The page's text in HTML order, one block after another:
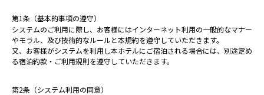
大人1名, 1室
第1条（基本的事項の遵守）
システムのご利用に際し、お客様にはインターネット利用の一般的なマナー
やモラル、及び技術的なルールと本規約を遵守していただきます。
又、お客様がシステムを利用し本ホテルにご宿泊される場合には、別途定め
る宿泊約款・ご利用規則を遵守していただきます。
第2条（システム利用の同意）